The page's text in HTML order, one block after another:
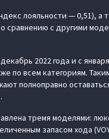
лояльности — 0,51), а
сравнению с другими
2022 года и с
по всем категориям.
полноправно
тремя моделями:
запасом хода